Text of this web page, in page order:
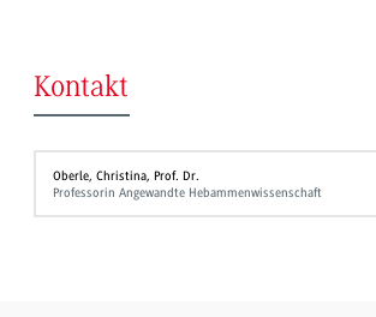
Kontakt
Oberle, Christina, Prof. Dr.
Professorin Angewandte Hebammenwissenschaft